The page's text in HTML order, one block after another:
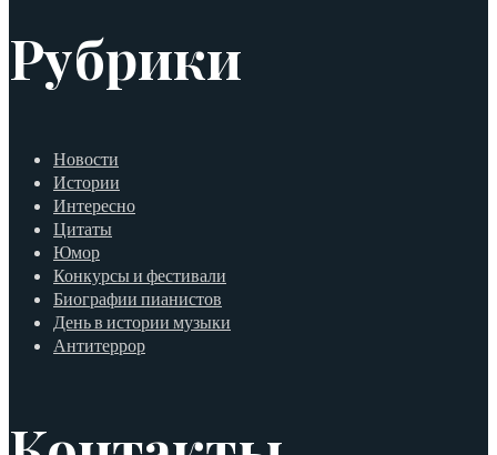
Рубрики
Новости
Истории
Интересно
Цитаты
Юмор
Конкурсы и фестивали
Биографии пианистов
День в истории музыки
Антитеррор